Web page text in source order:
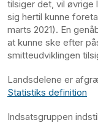
tilsiger det, vil øvrige
sig hertil kunne
marts 2021). En
at kunne ske efter
smitteudviklingen
Landsdelene er
Statistiks definition
Indsatsgruppen